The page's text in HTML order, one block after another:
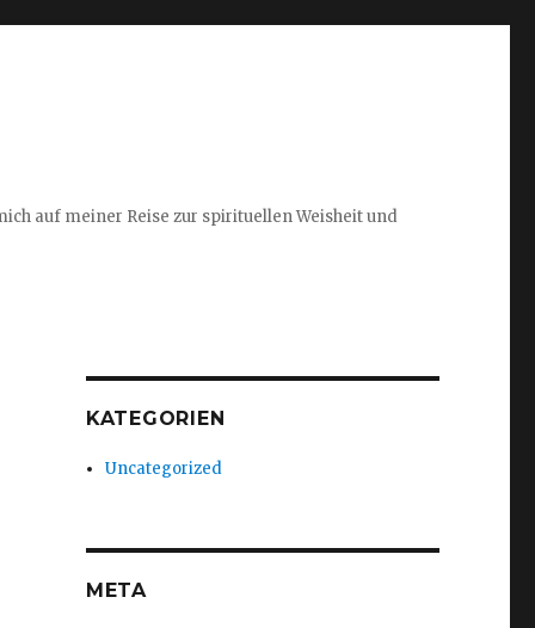
auf meiner Reise zur spirituellen Weisheit und
KATEGORIEN
Uncategorized
META